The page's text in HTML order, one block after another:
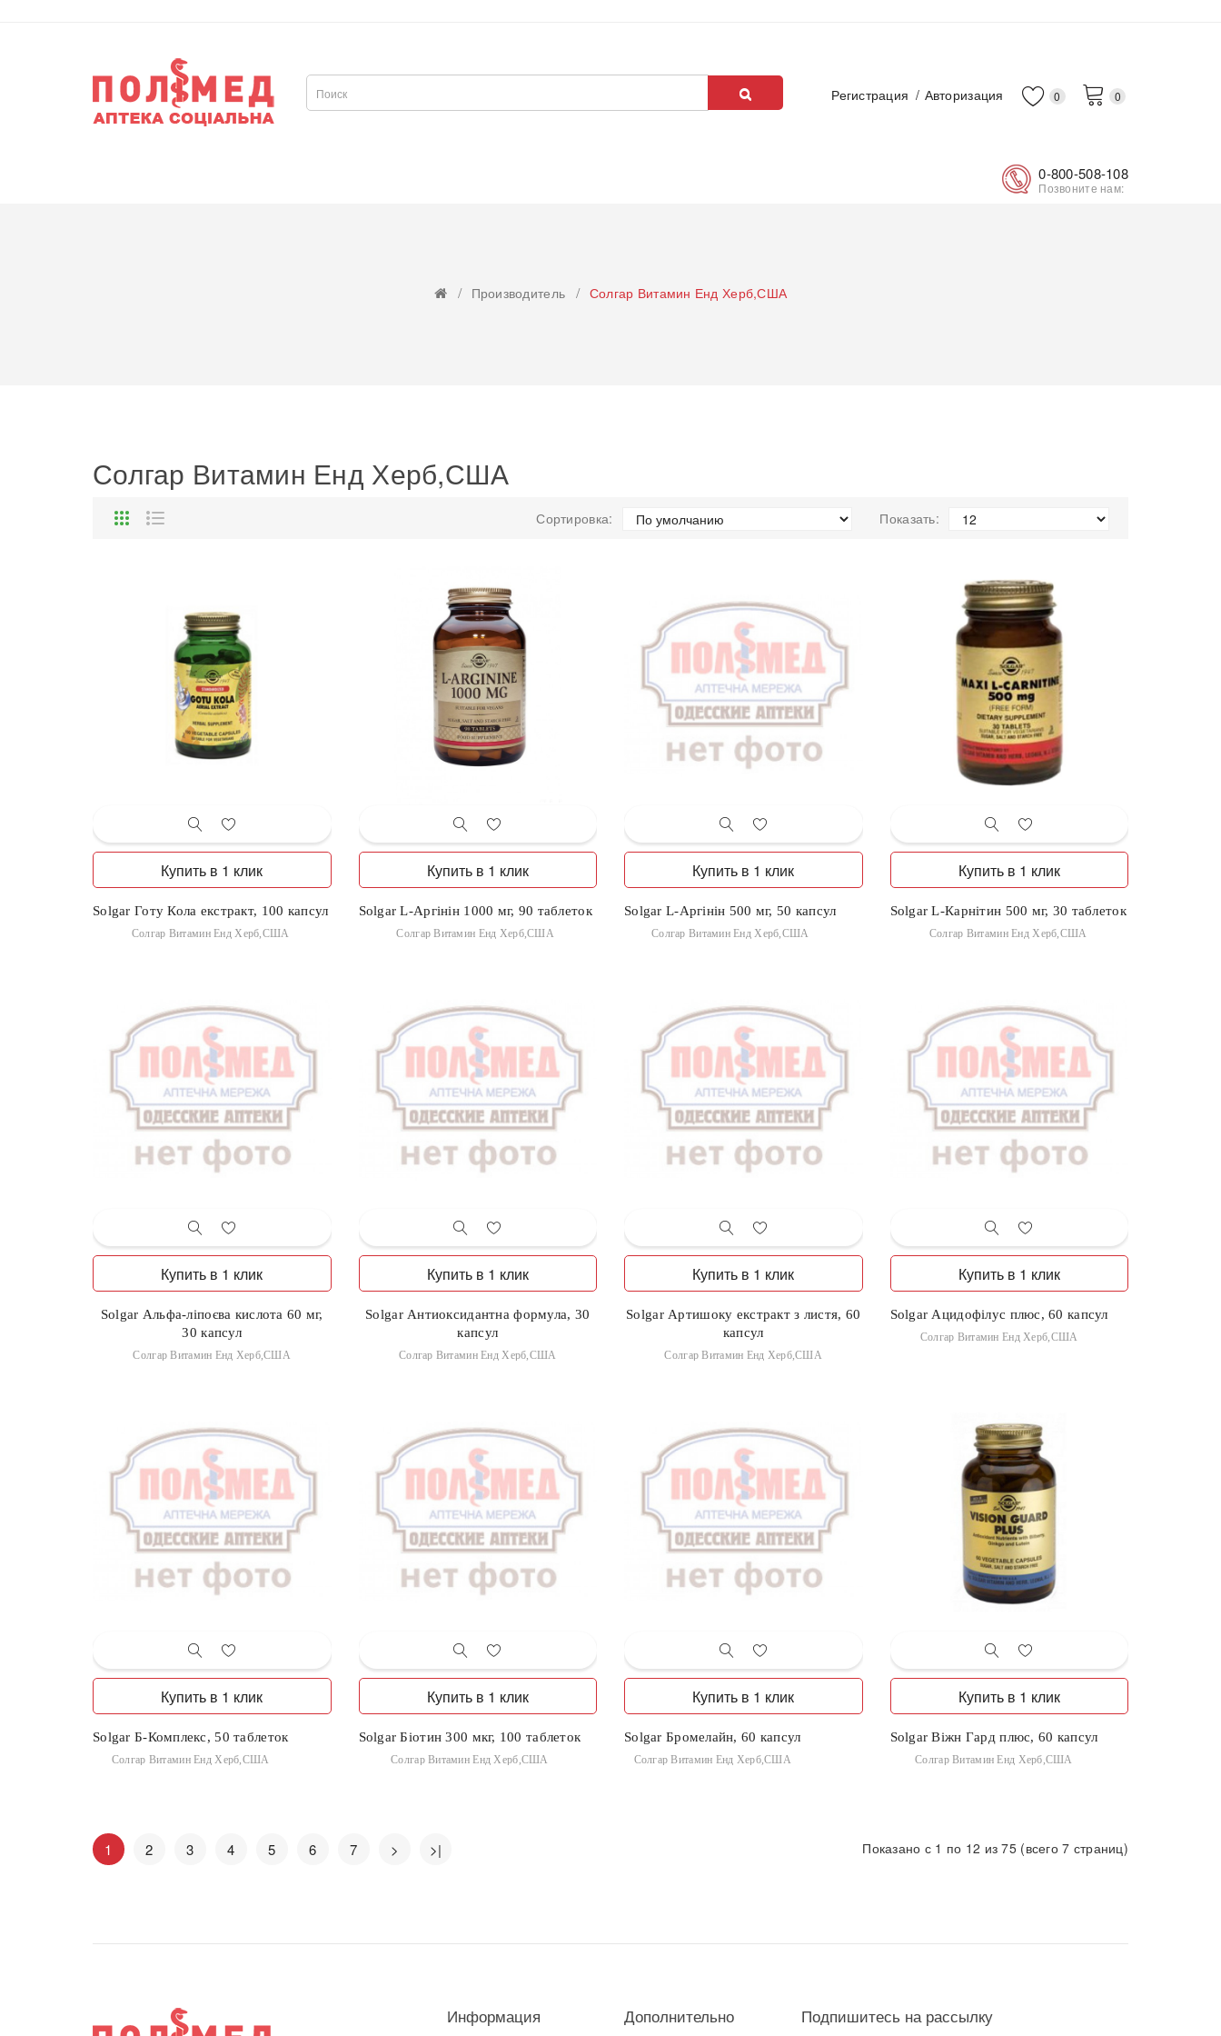
Регистрация Авторизация 0
0
0-800-508-108
Позвоните нам:
Производитель Солгар Витамин Енд Херб,США
Солгар Витамин Енд Херб,США
Сортировка: Показать:
Купить в 1 клик
Solgar Готу Кола екстракт, 100 капсул
Солгар Витамин Енд Херб,США
Купить в 1 клик
Solgar L-Аргінін 1000 мг, 90 таблеток
Солгар Витамин Енд Херб,США
Купить в 1 клик
Solgar L-Аргінін 500 мг, 50 капсул
Солгар Витамин Енд Херб,США
Купить в 1 клик
Solgar L-Карнітин 500 мг, 30 таблеток
Солгар Витамин Енд Херб,США
Купить в 1 клик
Solgar Альфа-ліпоєва кислота 60 мг,
30 капсул
Солгар Витамин Енд Херб,США
Купить в 1 клик
Solgar Антиоксидантна формула, 30
капсул
Солгар Витамин Енд Херб,США
Купить в 1 клик
Solgar Артишоку екстракт з листя, 60
капсул
Солгар Витамин Енд Херб,США
Купить в 1 клик
Solgar Ацидофілус плюс, 60 капсул
Солгар Витамин Енд Херб,США
Купить в 1 клик
Solgar Б-Комплекс, 50 таблеток
Солгар Витамин Енд Херб,США
Купить в 1 клик
Solgar Біотин 300 мкг, 100 таблеток
Солгар Витамин Енд Херб,США
Купить в 1 клик
Solgar Бромелайн, 60 капсул
Солгар Витамин Енд Херб,США
Купить в 1 клик
Solgar Віжн Гард плюс, 60 капсул
Солгар Витамин Енд Херб,США
1 2 3 4 5 6 7 > >| Показано с 1 по 12 из 75 (всего 7 страниц)
Информация Дополнительно Подпишитесь на рассылку